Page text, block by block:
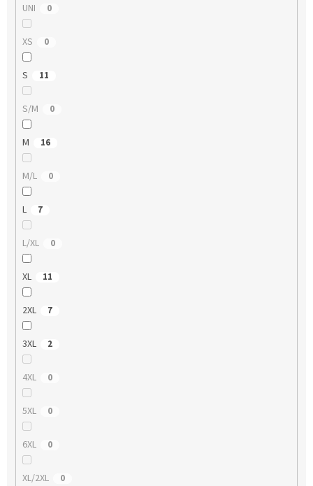
UNI 0
XS 0
S 11
S/M 0
M 16
M/L 0
L 7
L/XL 0
XL 11
2XL 7
3XL 2
4XL 0
5XL 0
6XL 0
XL/2XL 0